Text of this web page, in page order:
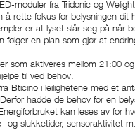
moduler fra Tridonic og
rette fokus for belysningen dit
er at lyset slår seg på når
en plan som gjør at
som aktiveres mellom 21:00
til ved behov.
Bticino i leilighetene med et
hadde de behov for en
kan leses av for
og slukketider, sensoraktivitet